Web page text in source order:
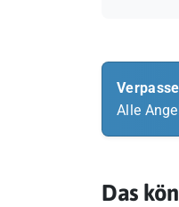
Alle
Das